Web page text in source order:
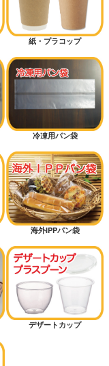
紙・プラコップ
冷凍用パン袋
海外IPPパン袋
デザートカップ